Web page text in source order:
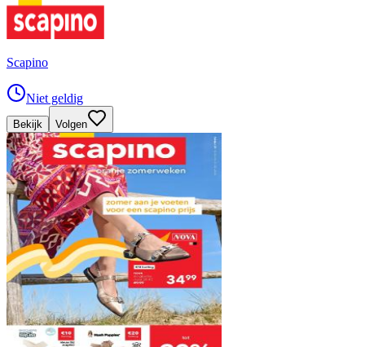
Scapino
Niet geldig
Bekijk Volgen